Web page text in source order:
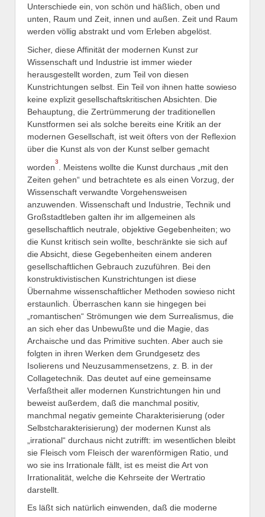
Unterschiede ein, von schön und häßlich, oben und
unten, Raum und Zeit, innen und außen. Zeit und Raum
werden völlig abstrakt und vom Erleben abgelöst.
Sicher, diese Affinität der modernen Kunst zur
Wissenschaft und Industrie ist immer wieder
herausgestellt worden, zum Teil von diesen
Kunstrichtungen selbst. Ein Teil von ihnen hatte sowieso
keine explizit gesellschaftskritischen Absichten. Die
Behauptung, die Zertrümmerung der traditionellen
Kunstformen sei als solche bereits eine Kritik an der
modernen Gesellschaft, ist weit öfters von der Reflexion
über die Kunst als von der Kunst selber gemacht
worden
3
. Meistens wollte die Kunst durchaus „mit den
Zeiten gehen“ und betrachtete es als einen Vorzug, der
Wissenschaft verwandte Vorgehensweisen
anzuwenden. Wissenschaft und Industrie, Technik und
Großstadtleben galten ihr im allgemeinen als
gesellschaftlich neutrale, objektive Gegebenheiten; wo
die Kunst kritisch sein wollte, beschränkte sie sich auf
die Absicht, diese Gegebenheiten einem anderen
gesellschaftlichen Gebrauch zuzuführen. Bei den
konstruktivistischen Kunstrichtungen ist diese
Übernahme wissenschaftlicher Methoden sowieso nicht
erstaunlich. Überraschen kann sie hingegen bei
„romantischen“ Strömungen wie dem Surrealismus, die
an sich eher das Unbewußte und die Magie, das
Archaische und das Primitive suchten. Aber auch sie
folgten in ihren Werken dem Grundgesetz des
Isolierens und Neuzusammensetzens, z. B. in der
Collagetechnik. Das deutet auf eine gemeinsame
Verfaßtheit aller modernen Kunstrichtungen hin und
beweist außerdem, daß die manchmal positiv,
manchmal negativ gemeinte Charakterisierung (oder
Selbstcharakterisierung) der modernen Kunst als
„irrational“ durchaus nicht zutrifft: im wesentlichen bleibt
sie Fleisch vom Fleisch der warenförmigen Ratio, und
wo sie ins Irrationale fällt, ist es meist die Art von
Irrationalität, welche die Kehrseite der Wertratio
darstellt.
Es läßt sich natürlich einwenden, daß die moderne